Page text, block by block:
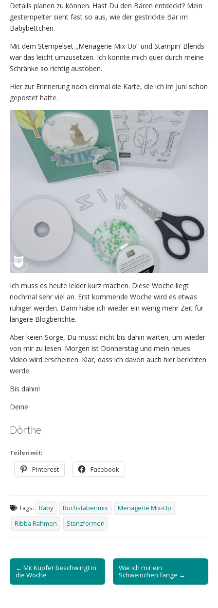
Details planen zu können. Hast Du den Bären entdeckt? Mein
gestempelter sieht fast so aus, wie der gestrickte Bär im
Babybettchen.
Mit dem Stempelset „Menagerie Mix-Up“ und Stampin‘ Blends
war das leicht umzusetzen. Ich konnte mich quer durch meine
Schränke so richtig austoben.
Hier zur Erinnerung noch einmal die Karte, die ich im Juni schon
gepostet hatte.
Ich muss es heute leider kurz machen. Diese Woche liegt
nochmal sehr viel an. Erst kommende Woche wird es etwas
ruhiger werden. Dann habe ich wieder ein wenig mehr Zeit für
längere Blogberichte.
Aber keien Sorge, Du musst nicht bis dahin warten, um wieder
von mir zu lesen. Morgen ist Donnerstag und mein neues
Video wird erscheinen. Klar, dass ich davon auch hier berichten
werde.
Bis dahin!
Deine
Dörthe
Teilen mit:
Pinterest Facebook
Tags: Baby Buchstabenmix
Menagerie Mix-Up
Ribba Rahmen
Stanzformen
Post
navigation
← Mit Kupfer beschwingt in
die Woche
Wie ich mir ein
Schweinchen fange →